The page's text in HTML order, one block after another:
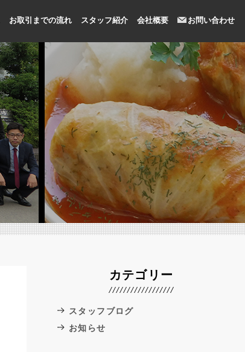
お取引までの流れ スタッフ紹介 会社概要 お問い合わせ
カテゴリー
スタッフブログ
お知らせ